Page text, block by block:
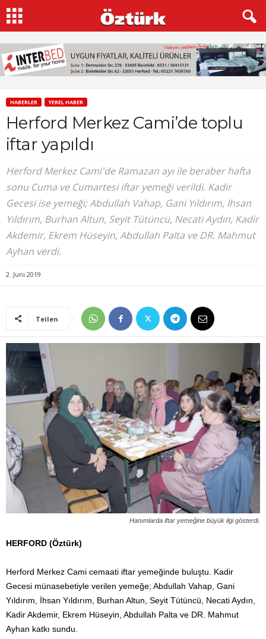
HABERLER YEREL HABER
Herford Merkez Cami’de toplu
iftar yapıldı
Herford Merkez Cami'de Ramazan ayı ile beraber hafta
sonu Cuma ve Cumartesi iftar yemeği verildi. Kadir
Gecesi ise yemeği; Abdullah Vahap, Gani Yıldırım, İhsan
Yıldırım, Burhan Altun, Seyit Tütüncü, Necati Aydın, Kadir
Akdemir, Ekrem Hüseyin, Abdullah Palta ve DR. Mahmut
Ayhan verdi.
2. Juni 2019
Teilen
Hanımlarda iftar yemeğine büyük ilgi gösterdi.
HERFORD (Öztürk)
Herford Merkez Cami cemaati iftar yemeğinde buluştu. Kadir
Gecesi münasebetiyle verilen yemeğe; Abdullah Vahap, Gani
Yıldırım, İhsan Yıldırım, Burhan Altun, Seyit Tütüncü, Necati Aydın,
Kadir Akdemir, Ekrem Hüseyin, Abdullah Palta ve DR. Mahmut
Ayhan katkı sundu.